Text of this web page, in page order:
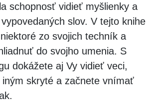
schopnosť vidieť myšlienky a
slov. V tejto knihe
zo svojich techník a
do svojho umenia. S
dokážete aj Vy vidieť veci,
iným skryté a začnete vnímať